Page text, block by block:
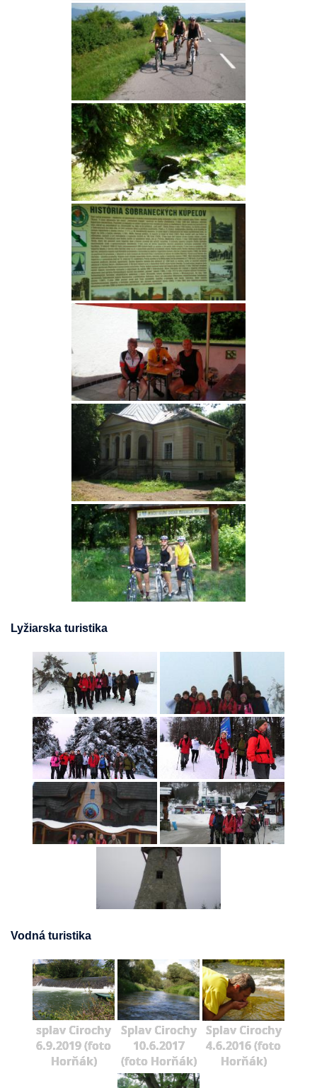
Lyžiarska turistika
Vodná turistika
splav Cirochy
6.9.2019 (foto
Horňák)
Splav Cirochy
10.6.2017
(foto Horňák)
Splav Cirochy
4.6.2016 (foto
Horňák)